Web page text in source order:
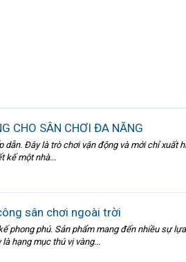
CHO SÂN CHƠI ĐA NĂNG
Đây là trò chơi vận động và mới chỉ
kế một nhà...
sân chơi ngoài trời
phong phú. Sản phẩm mang đến nhiều sự
hạng mục thú vị vàng...